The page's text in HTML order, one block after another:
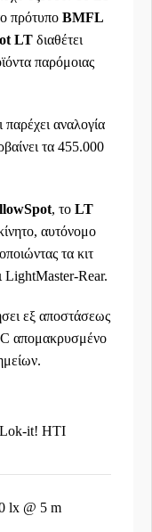
πρότυπο BMFL
LTδιαθέτει
παρόμοιας
αναλογία
τα 455.000
, το LT
αυτόνομο
τα κιτ
LightMaster-Rear.
εξ αποστάσεως
απομακρυσμένο
it! HTI
lx @ 5 m